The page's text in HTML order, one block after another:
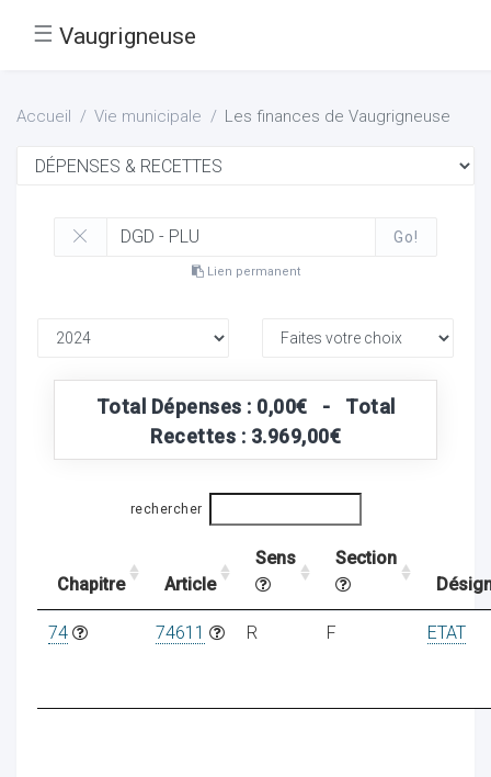
☰ Vaugrigneuse
Accueil Vie municipale Les finances de Vaugrigneuse
Go!
Lien permanent
Total Dépenses : 0,00€ - Total
Recettes : 3.969,00€
rechercher
Chapitre Article
Sens
Section
74 74611 R F ETAT